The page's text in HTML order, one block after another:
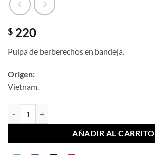
$ 220
Pulpa de berberechos en bandeja.
Origen:
Vietnam.
AÑADIR AL CARRITO